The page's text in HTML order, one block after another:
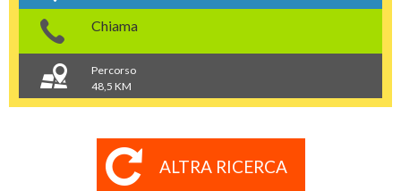
Chiama
Percorso
48,5 KM
ALTRA RICERCA